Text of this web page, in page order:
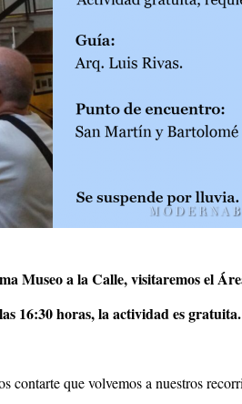
Museo a la Calle, visitaremos el
16:30 horas, la actividad es gratuita.
contarte que volvemos a nuestros